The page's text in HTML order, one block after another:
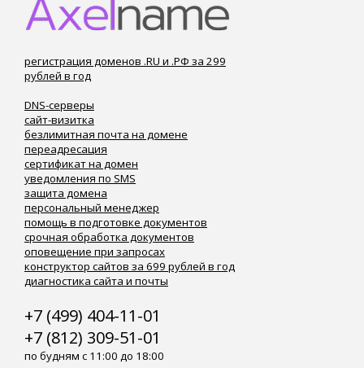
регистрация доменов .RU и .РФ за 299
рублей в год
DNS-серверы
сайт-визитка
безлимитная почта на домене
переадресация
сертификат на домен
уведомления по SMS
защита домена
персональный менеджер
помощь в подготовке документов
срочная обработка документов
оповещение при запросах
конструктор сайтов за 699 рублей в год
диагностика сайта и почты
+7 (499) 404-11-01
+7 (812) 309-51-01
по будням с 11:00 до 18:00